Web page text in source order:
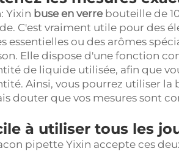
Yixin buse en verre bouteille de
C'est vraiment utile pour des
essentielles ou des arômes
Elle dispose d'une fonction
de liquide utilisée, afin que
Ainsi, vous pourrez utiliser la
douter que vos mesures sont
à utiliser tous les
pipette Yixin accepte ces